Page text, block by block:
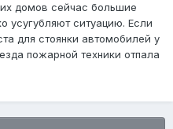
домов сейчас большие
усугубляют ситуацию. Если
для стоянки автомобилей у
пожарной техники отпала